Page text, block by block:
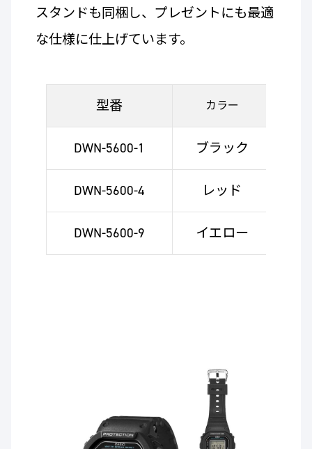
スタンドも同梱し、プレゼントにも最適
な仕様に仕上げています。
型番 カラー
DWN-5600-1 ブラック
DWN-5600-4 レッド
DWN-5600-9 イエロー